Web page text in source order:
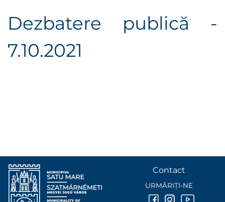
Dezbatere publică -
7.10.2021
Contact
URMĂRIȚI-NE